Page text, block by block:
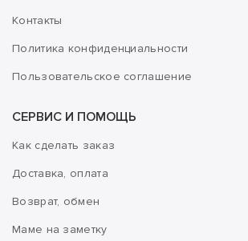
Контакты
Политика конфиденциальности
Пользовательское соглашение
СЕРВИС И ПОМОЩЬ
Как сделать заказ
Доставка, оплата
Возврат, обмен
Маме на заметку